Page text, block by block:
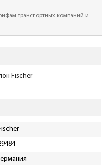
транспортных компаний и
Fischer